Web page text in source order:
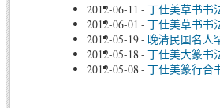
2012-06-11 - 丁仕美草书书
2012-06-01 - 丁仕美草书书
2012-05-19- 晚清民国名人
2012-05-18 - 丁仕美大篆书
2012-05-08 - 丁仕美篆行合